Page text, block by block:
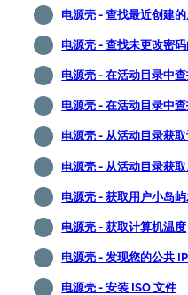
电源壳 - 查找最近创建
电源壳 - 查找未更改密
电源壳 - 在活动目录中
电源壳 - 在活动目录中
电源壳 - 从活动目录获
电源壳 - 从活动目录获
电源壳 - 获取用户小岛
电源壳 - 获取计算机温度
电源壳 - 发现您的公共
电源壳 - 安装 ISO 文件